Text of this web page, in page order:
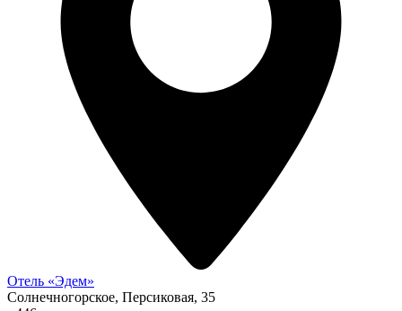
Отель «Эдем»
Солнечногорское, Персиковая, 35